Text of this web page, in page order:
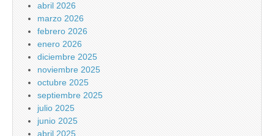
abril 2026
marzo 2026
febrero 2026
enero 2026
diciembre 2025
noviembre 2025
octubre 2025
septiembre 2025
julio 2025
junio 2025
abril 2025